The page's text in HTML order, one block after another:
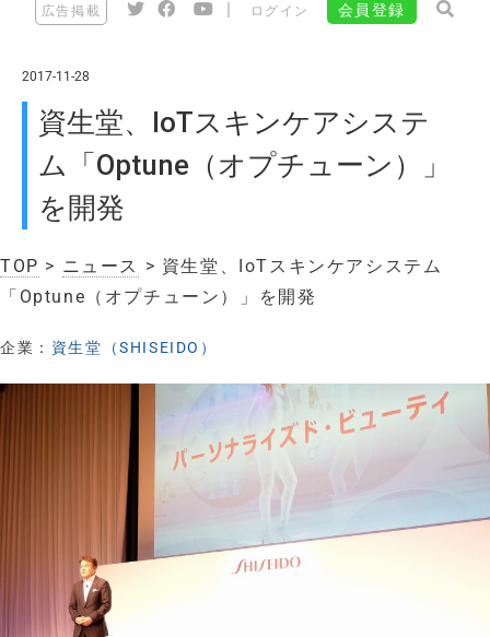
広告掲載 ログイン 会員登録
2017-11-28
資生堂、IoTスキンケアシステ
ム「Optune（オプチューン）」
を開発
TOP > ニュース > 資生堂、IoTスキンケアシステム
「Optune（オプチューン）」を開発
企業： 資生堂（SHISEIDO）